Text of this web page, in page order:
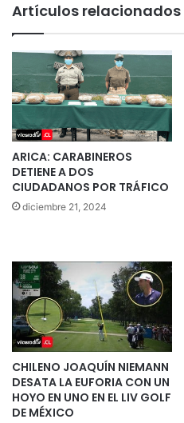
Artículos relacionados
ARICA: CARABINEROS
DETIENE A DOS
CIUDADANOS POR TRÁFICO
diciembre 21, 2024
CHILENO JOAQUÍN NIEMANN
DESATA LA EUFORIA CON UN
HOYO EN UNO EN EL LIV GOLF
DE MÉXICO